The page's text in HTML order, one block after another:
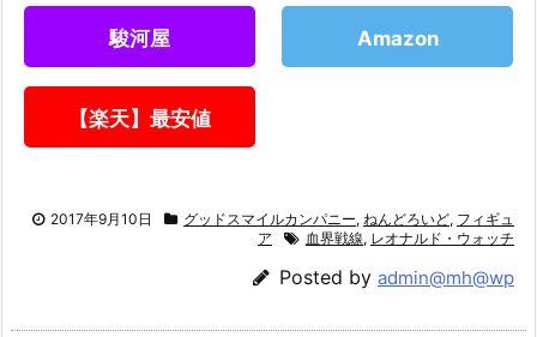
駿河屋 Amazon
【楽天】最安値
2017年9月10日 グッドスマイルカンパニー, ねんどろいど, フィギュ
ア
血界戦線, レオナルド・ウォッチ
Posted by admin@mh@wp